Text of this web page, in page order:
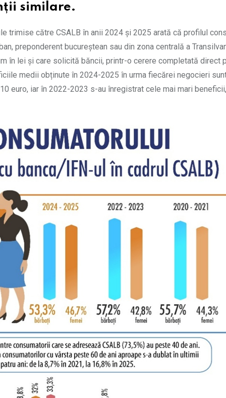
similare.
trimise către CSALB în anii 2024 și 2025 arată că profilul
preponderent bucureștean sau din zona centrală a
în lei și care solicită băncii, printr-o cerere completată direct
medii obținute în 2024-2025 în urma fiecărei negocieri
euro, iar în 2022-2023 s-au înregistrat cele mai mari